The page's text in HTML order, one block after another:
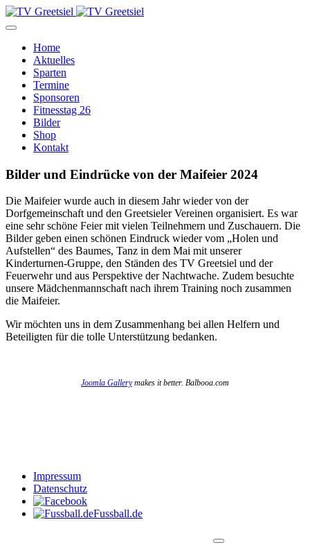
Home
Aktuelles
Sparten
Termine
Sponsoren
Fitnesstag 26
Bilder
Shop
Kontakt
Bilder und Eindrücke von der Maifeier 2024
Die Maifeier wurde auch in diesem Jahr wieder von der
Dorfgemeinschaft und den Greetsieler Vereinen organisiert. Es war
eine sehr schöne Feier mit vielen Teilnehmern und Zuschauern. Die
Bilder geben einen schönen Eindruck wieder vom „Holen und
Aufstellen“ des Baumes, Tanz in dem Mai mit unserer
Kinderturnen-Gruppe, den Ständen des TV Greetsiel und der
Feuerwehr und aus Perspektive der Nachtwache. Zudem besuchte
unsere Mädchenmannschaft nach ihrem Training noch zusammen
die Maifeier.
Wir möchten uns in dem Zusammenhang bei allen Helfern und
Beteiligten für die tolle Unterstützung bedanken.
Joomla Gallerymakes it better. Balbooa.com
Impressum
Datenschutz
Fussball.de